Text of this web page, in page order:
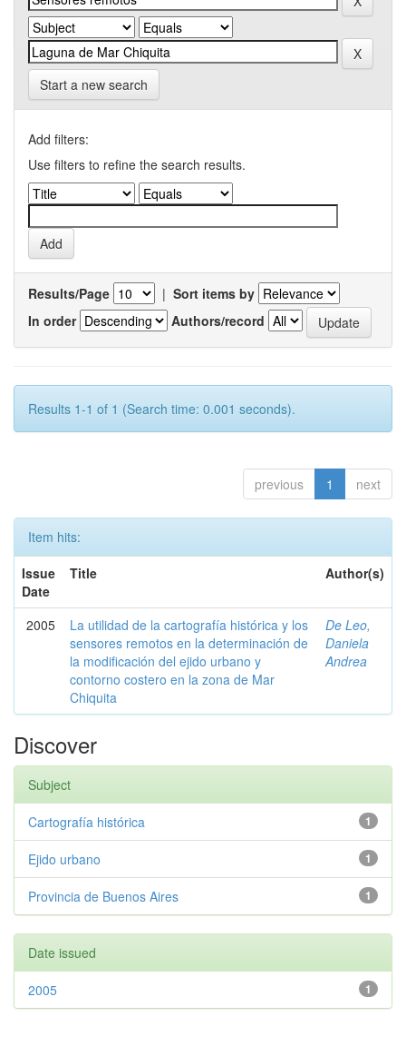
Start a new search
Add filters:
Use filters to refine the search results.
Results/Page | Sort items by
In order
Authors/record
Results 1-1 of 1 (Search time: 0.001 seconds).
previous 1 next
Item hits:
Issue
Date
Title Author(s)
2005
La utilidad de la cartografía histórica y los
sensores remotos en la determinación de
la modificación del ejido urbano y
contorno costero en la zona de Mar
Chiquita
De Leo,
Daniela
Andrea
Discover
Subject
1
Cartografía histórica
1
Ejido urbano
1
Provincia de Buenos Aires
Date issued
1
2005